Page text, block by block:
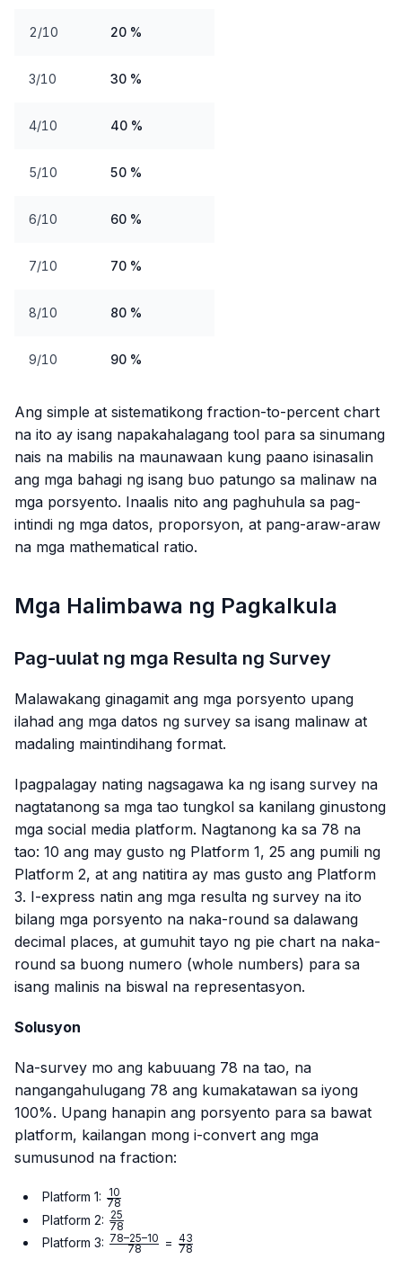
2/10 20 %
3/10 30 %
4/10 40 %
5/10 50 %
6/10 60 %
7/10 70 %
8/10 80 %
9/10 90 %
Ang simple at sistematikong fraction-to-percent chart
na ito ay isang napakahalagang tool para sa sinumang
nais na mabilis na maunawaan kung paano isinasalin
ang mga bahagi ng isang buo patungo sa malinaw na
mga porsyento. Inaalis nito ang paghuhula sa pag-
intindi ng mga datos, proporsyon, at pang-araw-araw
na mga mathematical ratio.
Mga Halimbawa ng Pagkalkula
Pag-uulat ng mga Resulta ng Survey
Malawakang ginagamit ang mga porsyento upang
ilahad ang mga datos ng survey sa isang malinaw at
madaling maintindihang format.
Ipagpalagay nating nagsagawa ka ng isang survey na
nagtatanong sa mga tao tungkol sa kanilang ginustong
mga social media platform. Nagtanong ka sa 78 na
tao: 10 ang may gusto ng Platform 1, 25 ang pumili ng
Platform 2, at ang natitira ay mas gusto ang Platform
3. I-express natin ang mga resulta ng survey na ito
bilang mga porsyento na naka-round sa dalawang
decimal places, at gumuhit tayo ng pie chart na naka-
round sa buong numero (whole numbers) para sa
isang malinis na biswal na representasyon.
Solusyon
Na-survey mo ang kabuuang 78 na tao, na
nangangahulugang 78 ang kumakatawan sa iyong
100%. Upang hanapin ang porsyento para sa bawat
platform, kailangan mong i-convert ang mga
sumusunod na fraction:
Platform 1: \frac{10}
{78}
78
10
Platform 2: \frac{25}
{78}
78
25
Platform 3: \frac{78
78
78–25–10 = \frac{43}
78
43